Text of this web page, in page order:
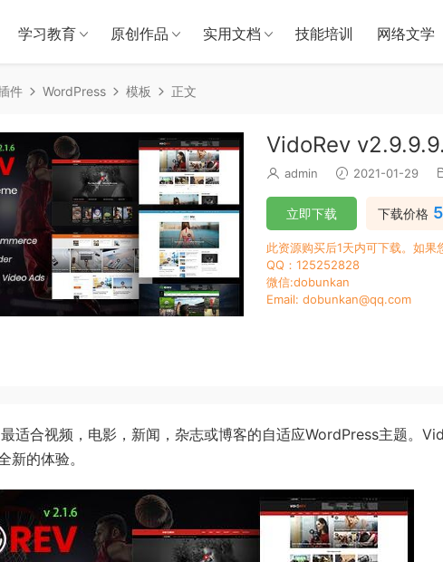
学习教育 原创作品 实用文档 技能培训 网络文学
件 WordPress 模板 正文
VidoRev
admin 2021-01-29
下载价格
立即下载
此资源购买后1天内可下载。如
QQ：125252828
微信:dobunkan
Email: dobunkan@qq.com
适合视频，电影，新闻，杂志或博客的自适应WordPress主题。
新的体验。